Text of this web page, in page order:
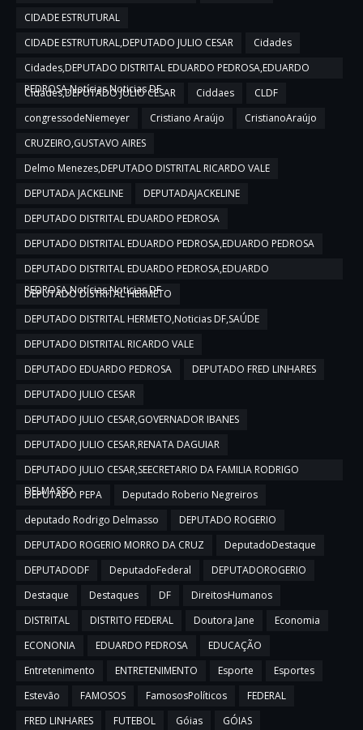
CIDADE ESTRUTURAL
CIDADE ESTRUTURAL,DEPUTADO JULIO CESAR
Cidades
Cidades,DEPUTADO DISTRITAL EDUARDO PEDROSA,EDUARDO
PEDROSA,Notícias,Noticias DF
Cidades,DEPUTADO JULIO CESAR Ciddaes
CLDF
congressodeNiemeyer
Cristiano Araújo
CristianoAraújo
CRUZEIRO,GUSTAVO AIRES
Delmo Menezes,DEPUTADO DISTRITAL RICARDO VALE
DEPUTADA JACKELINE
DEPUTADAJACKELINE
DEPUTADO DISTRITAL EDUARDO PEDROSA
DEPUTADO DISTRITAL EDUARDO PEDROSA,EDUARDO PEDROSA
DEPUTADO DISTRITAL EDUARDO PEDROSA,EDUARDO
PEDROSA,Notícias,Noticias DF
DEPUTADO DISTRITAL HERMETO
DEPUTADO DISTRITAL HERMETO,Noticias DF,SAÚDE
DEPUTADO DISTRITAL RICARDO VALE
DEPUTADO EDUARDO PEDROSA
DEPUTADO FRED LINHARES
DEPUTADO JULIO CESAR
DEPUTADO JULIO CESAR,GOVERNADOR IBANES
DEPUTADO JULIO CESAR,RENATA DAGUIAR
DEPUTADO JULIO CESAR,SEECRETARIO DA FAMILIA RODRIGO
DELMASSO
DEPUTADO PEPA
Deputado Roberio Negreiros
deputado Rodrigo Delmasso
DEPUTADO ROGERIO
DEPUTADO ROGERIO MORRO DA CRUZ
DeputadoDestaque
DEPUTADODF
DeputadoFederal
DEPUTADOROGERIO
Destaque
Destaques DF
DireitosHumanos
DISTRITAL
DISTRITO FEDERAL Doutora Jane
Economia
ECONONIA
EDUARDO PEDROSA
EDUCAÇÃO
Entretenimento
ENTRETENIMENTO Esporte
Esportes
Estevão
FAMOSOS FamososPolíticos
FEDERAL
FRED LINHARES
FUTEBOL Góias
GÓIAS